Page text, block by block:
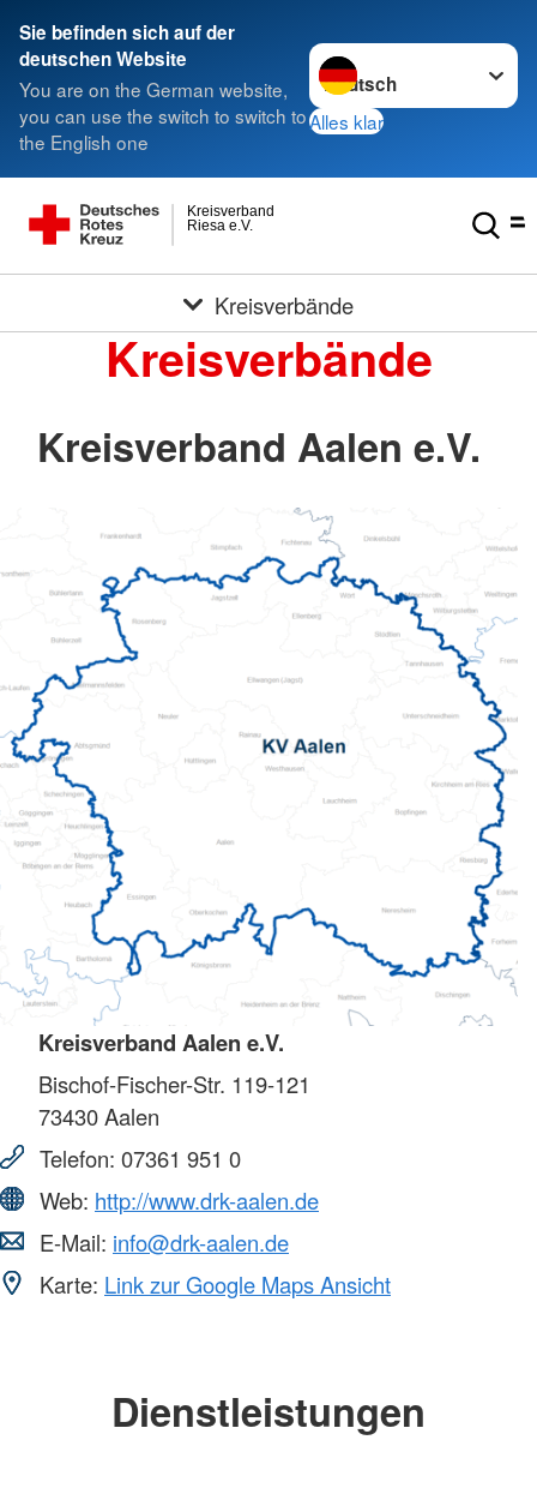
Sie befinden sich auf der
deutschen Website
You are on the German website,
you can use the switch to switch to
the English one
Sprache wechseln zu
Alles klar
Riesa e.V.
Kreisverband
Kreisverbände
Kreisverbände
Kreisverband Aalen e.V.
Kreisverband Aalen e.V.
Bischof-Fischer-Str. 119-121
73430Aalen
Telefon: 07361 951 0
Web: http://www.drk-aalen.de
E-Mail: info@drk-aalen.de
Karte: Link zur Google Maps Ansicht
Dienstleistungen